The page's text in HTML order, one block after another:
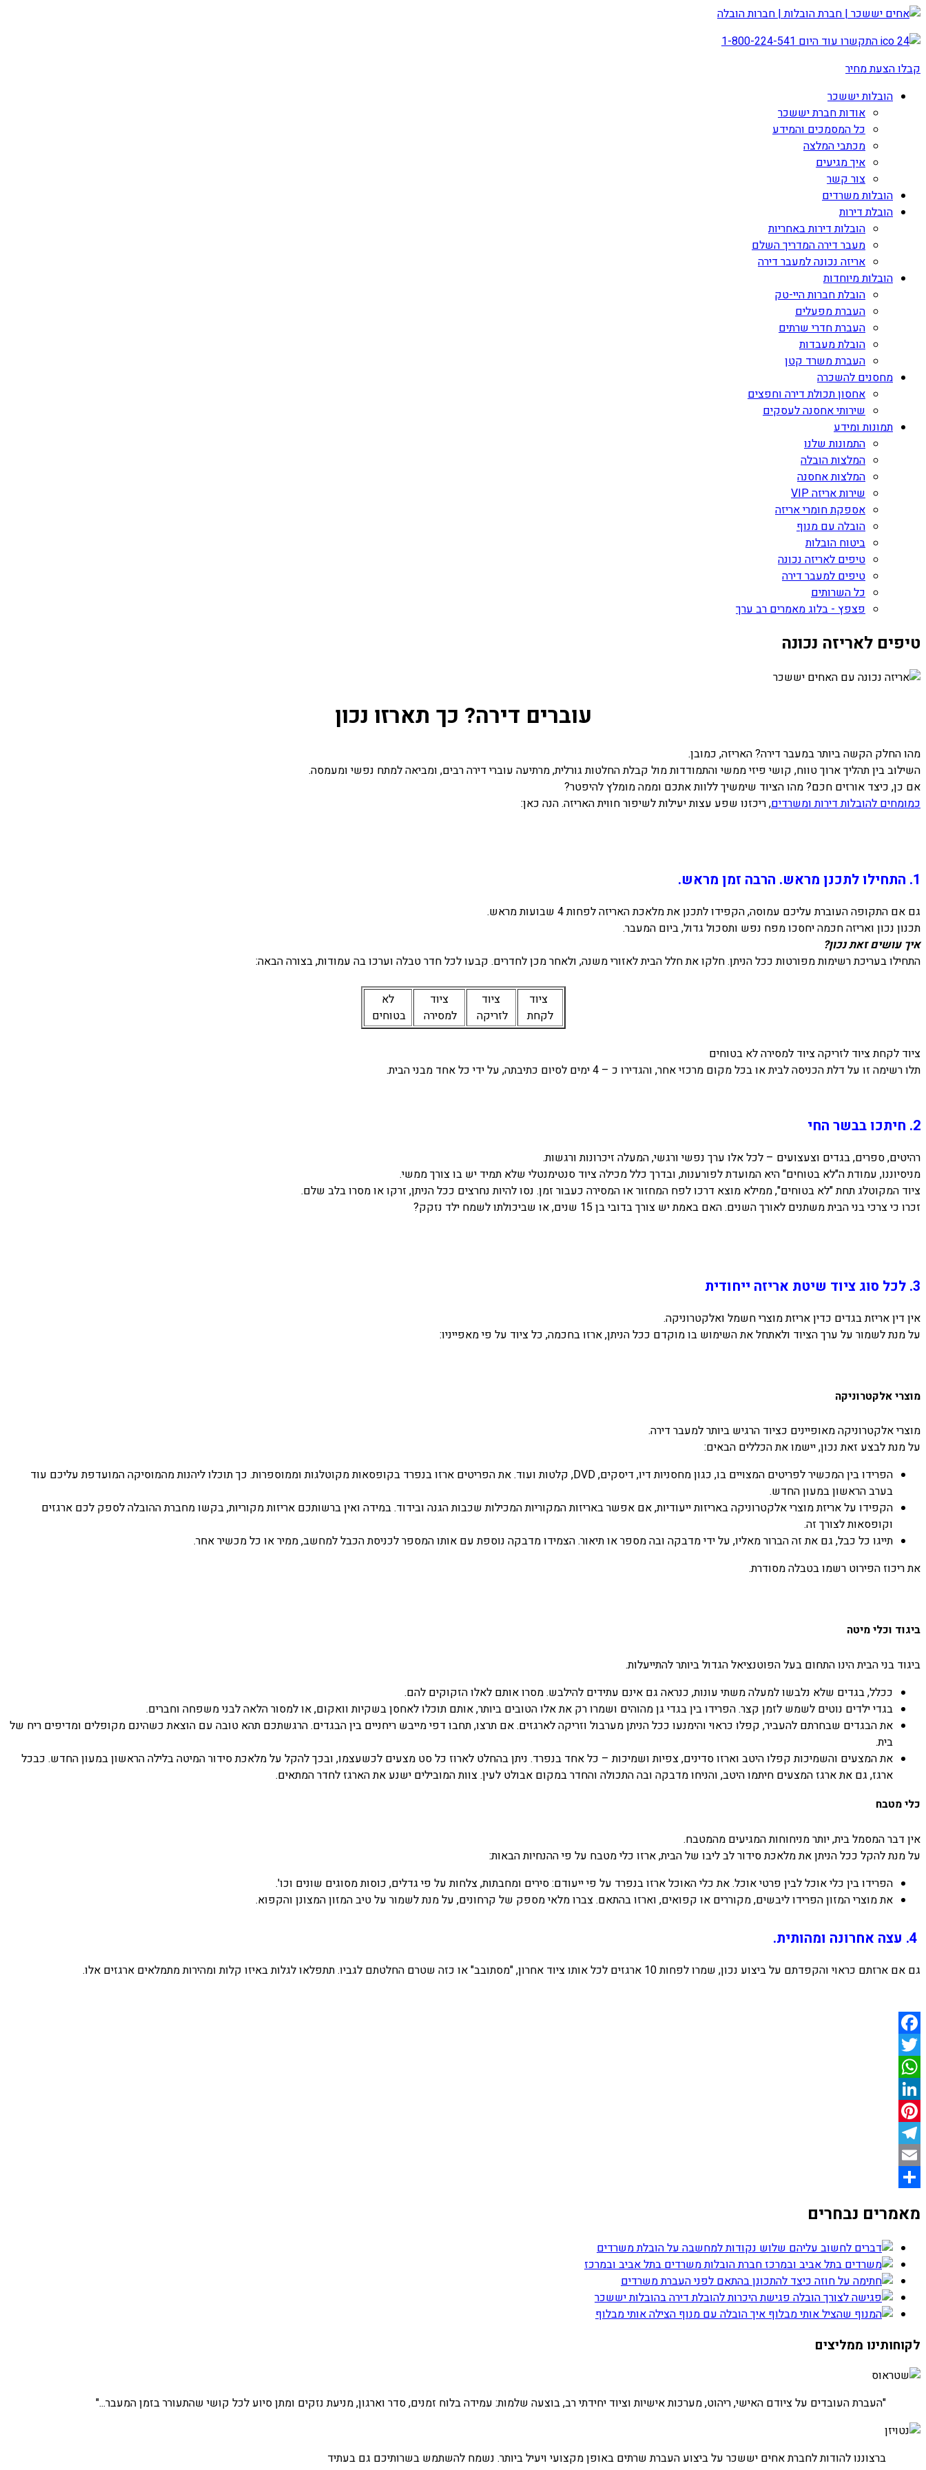
התקשרו עוד היום1-800-224-541
קבלו הצעת מחיר
הובלות יששכר
אודות חברת יששכר
כל המסמכים והמידע
מכתבי המלצה
איך מגיעים
צור קשר
הובלות משרדים
הובלת דירות
הובלות דירות באחריות
מעבר דירה המדריך השלם
אריזה נכונה למעבר דירה
הובלות מיוחדות
הובלת חברות היי-טק
העברת מפעלים
העברת חדרי שרתים
הובלת מעבדות
העברת משרד קטן
מחסנים להשכרה
אחסון תכולת דירה וחפצים
שירותי אחסנה לעסקים
תמונות ומידע
התמונות שלנו
המלצות הובלה
המלצות אחסנה
שירות אריזה VIP
אספקת חומרי אריזה
הובלה עם מנוף
ביטוח הובלות
טיפים לאריזה נכונה
טיפים למעבר דירה
כל השרותים
פצפץ - בלוג מאמרים רב ערך
טיפים לאריזה נכונה
עוברים דירה? כך תארזו נכון
מהו החלק הקשה ביותר במעבר דירה? האריזה, כמובן.
השילוב בין תהליך ארוך טווח, קושי פיזי ממשי והתמודדות מול קבלת החלטות גורלית, מרתיעה עוברי דירה רבים, ומביאה למתח נפשי ומעמסה.
אם כן, כיצד אורזים חכם? מהו הציוד שימשיך ללוות אתכם וממה מומלץ להיפטר?
כמומחים להובלות דירות ומשרדים, ריכזנו שפע עצות יעילות לשיפור חווית האריזה. הנה כאן:
1. התחילו לתכנן מראש. הרבה זמן מראש.
גם אם התקופה העוברת עליכם עמוסה, הקפידו לתכנן את מלאכת האריזה לפחות 4 שבועות מראש.
תכנון נכון ואריזה חכמה יחסכו מפח נפש ותסכול גדול, ביום המעבר.
איך עושים זאת נכון?
התחילו בעריכת רשימות מפורטות ככל הניתן. חלקו את חלל הבית לאזורי משנה, ולאחר מכן לחדרים. קבעו לכל חדר טבלה וערכו בה עמודות, בצורה הבאה:
ציוד
לקחת
ציוד
לזריקה
ציוד
למסירה
לא
בטוחים
ציוד לקחת ציוד לזריקה ציוד למסירה לא בטוחים
תלו רשימה זו על דלת הכניסה לבית או בכל מקום מרכזי אחר, והגדירו כ – 4 ימים לסיום כתיבתה, על ידי כל אחד מבני הבית.
2. חיתכו בבשר החי
רהיטים, ספרים, בגדים וצעצועים – לכל אלו ערך נפשי ורגשי, המעלה זיכרונות ורגשות.
מניסיוננו, עמודת ה"לא בטוחים" היא המועדת לפורענות, ובדרך כלל מכילה ציוד סנטימנטלי שלא תמיד יש בו צורך ממשי.
ציוד המקוטלג תחת "לא בטוחים", ממילא מוצא דרכו לפח המחזור או המסירה כעבור זמן. נסו להיות נחרצים ככל הניתן, זרקו או מסרו בלב שלם.
זכרו כי צרכי בני הבית משתנים לאורך השנים. האם באמת יש צורך בדובי בן 15 שנים, או שביכולתו לשמח ילד נזקק?
3. לכל סוג ציוד שיטת אריזה ייחודית
אין דין אריזת בגדים כדין אריזת מוצרי חשמל ואלקטרוניקה.
על מנת לשמור על ערך הציוד ולאתחל את השימוש בו מוקדם ככל הניתן,ארזו בחכמה, כל ציוד על פי מאפייניו:
מוצרי אלקטרוניקה
מוצרי אלקטרוניקה מאופיינים כציוד הרגיש ביותר למעבר דירה.
על מנת לבצע זאת נכון, יישמו את הכללים הבאים:
הפרידו בין המכשיר לפריטים המצויים בו, כגון מחסניות דיו, דיסקים, DVD, קלטות ועוד. את הפריטים ארזו בנפרד בקופסאות מקוטלגות וממוספרות. כך תוכלו ליהנות מהמוסיקה המועדפת עליכם עוד
בערב הראשון במעון החדש.
הקפידו על אריזת מוצרי אלקטרוניקה באריזות ייעודיות, אם אפשר באריזות המקוריות המכילות שכבות הגנה ובידוד. במידה ואין ברשותכם אריזות מקוריות, בקשו מחברת ההובלה לספק לכם ארגזים
וקופסאות לצורך זה.
תייגו כל כבל, גם את זה הברור מאליו, על ידי מדבקה ובה מספר או תיאור. הצמידו מדבקה נוספת עם אותו המספר לכניסת הכבל למחשב, ממיר או כל מכשיר אחר.
את ריכוז הפירוט רשמו בטבלה מסודרת.
ביגוד וכלי מיטה
ביגוד בני הבית הינו התחום בעל הפוטנציאל הגדול ביותר להתייעלות.
ככלל, בגדים שלא נלבשו למעלה משתי עונות, כנראה גם אינם עתידים להילבש. מסרו אותם לאלו הזקוקים להם.
בגדי ילדים נוטים לשמש לזמן קצר. הפרידו בין בגדי גן מהוהים ושמרו רק את אלו הטובים ביותר, אותם תוכלו לאחסן בשקיות וואקום, או למסור הלאה לבני משפחה וחברים.
את הבגדים שבחרתם להעביר, קפלו כראוי והימנעו ככל הניתן מערבול וזריקה לארגזים. אם תרצו, תחבו דפי מייבש ריחניים בין הבגדים. הרגשתכם תהא טובה עם הוצאת כשהינם מקופלים ומדיפים ריח של
בית.
את המצעים והשמיכות קפלו היטב וארזו סדינים, צפיות ושמיכות – כל אחד בנפרד. ניתן בהחלט לארוז כל סט מצעים לכשעצמו, ובכך להקל על מלאכת סידור המיטה בלילה הראשון במעון החדש. כבכל
ארגז, גם את ארגז המצעים חיתמו היטב, והניחו מדבקה ובה התכולה והחדר במקום אבולט לעין. צוות המובילים ישנע את הארגז לחדר המתאים.
כלי מטבח
אין דבר המסמל בית, יותר מניחוחות המגיעים מהמטבח.
על מנת להקל ככל הניתן את מלאכת סידור לב ליבו של הבית, ארזו כלי מטבח על פי ההנחיות הבאות:
הפרידו בין כלי אוכל לבין פרטי אוכל. את כלי האוכל ארזו בנפרד על פי ייעודם: סירים ומחבתות, צלחות על פי גדלים, כוסות מסוגים שונים וכו'.
את מוצרי המזון הפרידו ליבשים, מקוררים או קפואים, וארזו בהתאם. צברו מלאי מספק של קרחונים, על מנת לשמור על טיב המזון המצונן והקפוא.
גם אם ארזתם כראוי והקפדתם על ביצוע נכון, שמרו לפחות 10 ארגזים לכל אותו ציוד אחרון, "מסתובב" או כזה שטרם החלטתם לגביו. תתפלאו לגלות באיזו קלות ומהירות מתמלאים ארגזים אלו.
Facebook
Twitter
WhatsApp
LinkedIn
Pinterest
Telegram
Email
מאמרים נבחרים
שלוש נקודות למחשבה על הובלת משרדים
חברת הובלות משרדים בתל אביב ובמרכז
כיצד להתכונן בהתאם לפני העברת משרדים
פגישת היכרות להובלת דירה בהובלות יששכר
איך הובלה עם מנוף הצילה אותי מבלוף
לקוחותינו ממליצים
חברת שטראוס
"העברת העובדים על ציודם האישי, ריהוט, מערכות אישיות וציוד יחידתי רב, בוצעה שלמות: עמידה בלוח זמנים, סדר וארגון, מניעת נזקים ומתן סיוע לכל קושי שהתעורר בזמן המעבר..."
חברת נטויז'ן
ברצוננו להודות לחברת אחים יששכר על ביצוע העברת שרתים באופן מקצועי ויעיל ביותר. נשמח להשתמש בשרותיכם גם בעתיד